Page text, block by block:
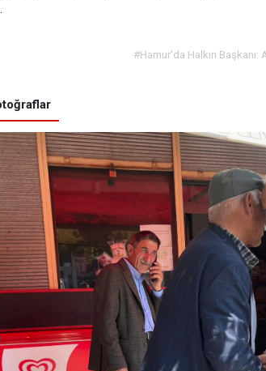
#Hamur'da Halkın Başkanı: